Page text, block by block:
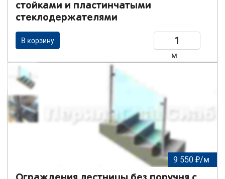
стойками и пластинчатыми
стеклодержателями
В корзину
м
9 550 ₽/м